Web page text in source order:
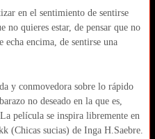
en el sentimiento de sentirse
no quieres estar, de pensar que no
echa encima, de sentirse una
y conmovedora sobre lo rápido
no deseado en la que es,
película se inspira libremente en
(Chicas sucias) de Inga H.Saebre.